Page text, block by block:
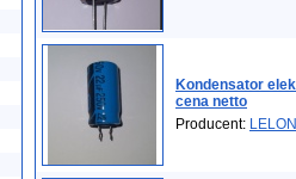
Kondensator
cena netto
Producent: LELON